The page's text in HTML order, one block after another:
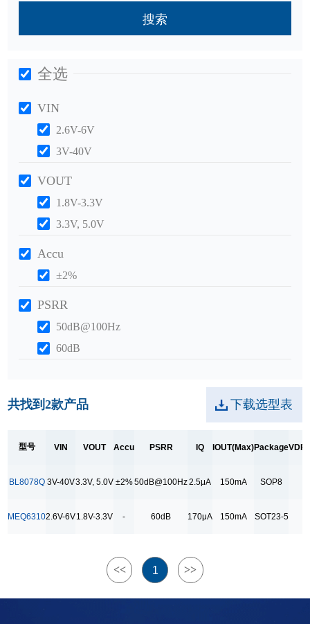
搜索
全选
VIN
2.6V-6V
3V-40V
VOUT
1.8V-3.3V
3.3V, 5.0V
Accu
±2%
PSRR
50dB@100Hz
60dB
170μA
IOUT(Max)
VDROPOUT@100mA
45mV
共找到2款产品 下载选型表
型号 VIN VOUT Accu PSRR IQ IOUT(Max)Package
BL8078Q 3V-40V3.3V, 5.0V ±2%50dB@100Hz2.5μA 150mA SOP8
MEQ63102.6V-6V1.8V-3.3V - 60dB 170μA 150mA SOT23-5
<< 1 >>